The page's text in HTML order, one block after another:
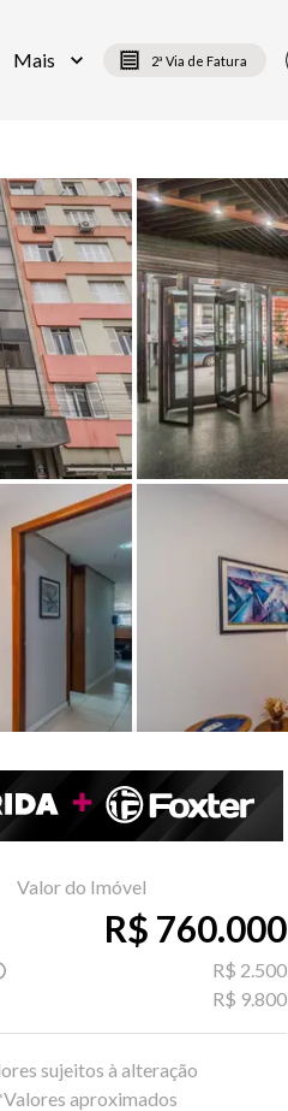
Mais 2ª Via de Fatura
Valor do Imóvel
R$ 760.000
R$ 2.500
R$ 9.800
sujeitos à alteração
aproximados